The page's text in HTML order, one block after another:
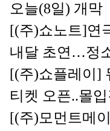
오늘(8일) 개막
[(주)쇼노트]연
내달 초연…정
[(주)쇼플레이]
티켓 오픈..몰
[(주)모먼트메